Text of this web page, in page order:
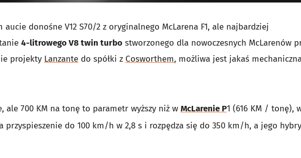
donośne V12 S70/2 z oryginalnego McLarena F1, ale najbardziej
4-litrowego V8 twin turbo stworzonego dla nowoczesnych McLarenów
projekty Lanzante do spółki z Cosworthem, możliwa jest jakaś
ale 700 KM na tonę to parametr wyższy niż w McLarenie P1 (616 KM / tonę),
przyspieszenie do 100 km/h w 2,8 s i rozpędza się do 350 km/h, a jego